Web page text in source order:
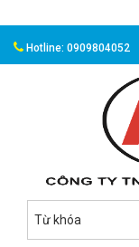
Hotline: 0909804052